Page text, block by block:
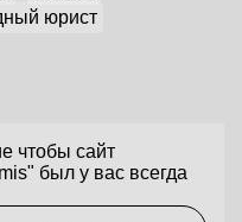
юрист
чтобы сайт
был у вас всегда